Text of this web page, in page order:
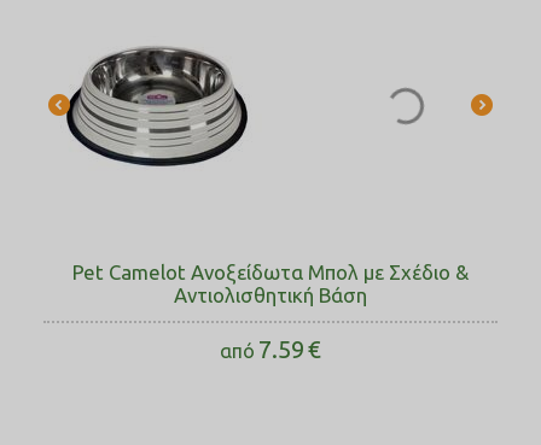
Pet Camelot Ανοξείδωτα Μπολ με Σχέδιο &
Αντιολισθητική Βάση
από 7.59€